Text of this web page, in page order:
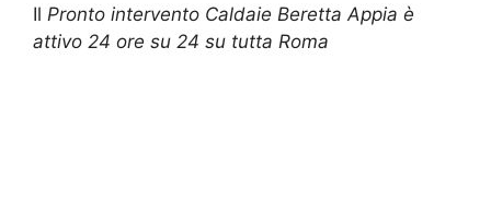
Il Pronto intervento Caldaie Beretta Appia è
attivo 24 ore su 24 su tutta Roma